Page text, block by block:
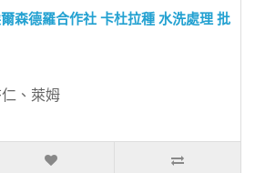
森德羅合作社 卡杜拉種 水洗處理 批
、萊姆